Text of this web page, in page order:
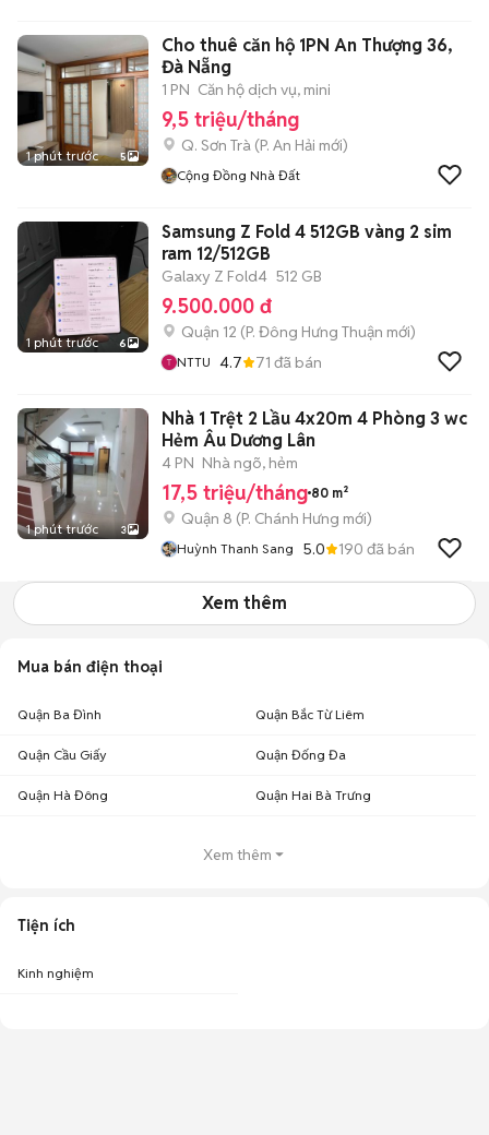
1 phút trước 5
Cho thuê căn hộ 1PN An Thượng 36,
Đà Nẵng
1 PN Căn hộ dịch vụ, mini
9,5 triệu/tháng
Q. Sơn Trà (P. An Hải mới)
Cộng Đồng Nhà Đất
1 phút trước 6
Samsung Z Fold 4 512GB vàng 2 sim
ram 12/512GB
Galaxy Z Fold4 512 GB
9.500.000 đ
Quận 12 (P. Đông Hưng Thuận mới)
NTTU 4.7 71 đã bán
1 phút trước 3
Nhà 1 Trệt 2 Lầu 4x20m 4 Phòng 3 wc
Hẻm Âu Dương Lân
4 PN Nhà ngõ, hẻm
17,5 triệu/tháng 80 m²
Quận 8 (P. Chánh Hưng mới)
Huỳnh Thanh Sang 5.0 190 đã bán
Xem thêm
Mua bán điện thoại
Quận Ba Đình Quận Bắc Từ Liêm
Quận Cầu Giấy Quận Đống Đa
Quận Hà Đông Quận Hai Bà Trưng
Xem thêm
Tiện ích
Kinh nghiệm